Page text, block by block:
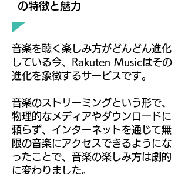
の特徴と魅力
音楽を聴く楽しみ方がどんどん進化
している今、Rakuten Musicはその
進化を象徴するサービスです。
音楽のストリーミングという形で、
物理的なメディアやダウンロードに
頼らず、インターネットを通じて無
限の音楽にアクセスできるようにな
ったことで、音楽の楽しみ方は劇的
に変わりました。